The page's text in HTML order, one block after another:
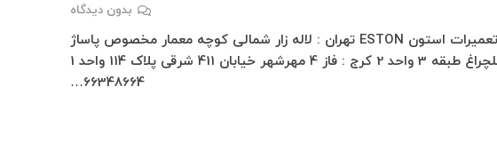
بدون دیدگاه
تعمیرات استون ESTON تهران : لاله زار شمالی کوچه معمار مخصوص پاساژ
چلچراغ طبقه 3 واحد 2 کرج : فاز 4 مهرشهر خیابان 411 شرقی پلاک 114 واحد 1
66348664…